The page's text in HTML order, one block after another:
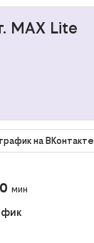
MAX Lite
на ВКонтакте
мин